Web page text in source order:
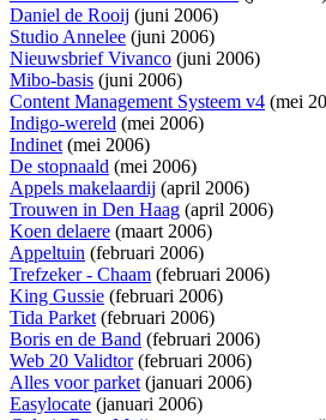
Daniel de Rooij (juni 2006)
Studio Annelee (juni 2006)
Nieuwsbrief Vivanco (juni 2006)
Mibo-basis (juni 2006)
Content Management Systeem v4 (mei
Indigo-wereld (mei 2006)
Indinet(mei 2006)
De stopnaald (mei 2006)
Appels makelaardij (april 2006)
Trouwen in Den Haag (april 2006)
Koen delaere (maart 2006)
Appeltuin (februari 2006)
Trefzeker - Chaam (februari 2006)
King Gussie (februari 2006)
Tida Parket(februari 2006)
Boris en de Band (februari 2006)
Web 20 Validtor(februari 2006)
Alles voor parket(januari 2006)
Easylocate (januari 2006)